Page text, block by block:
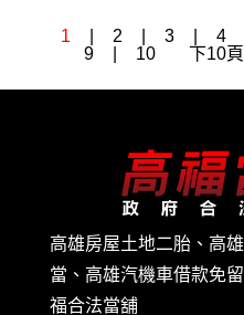
1 2 3 4
9
10 下10頁
高雄房屋土地二胎、高
當、高雄汽機車借款免
福合法當舖